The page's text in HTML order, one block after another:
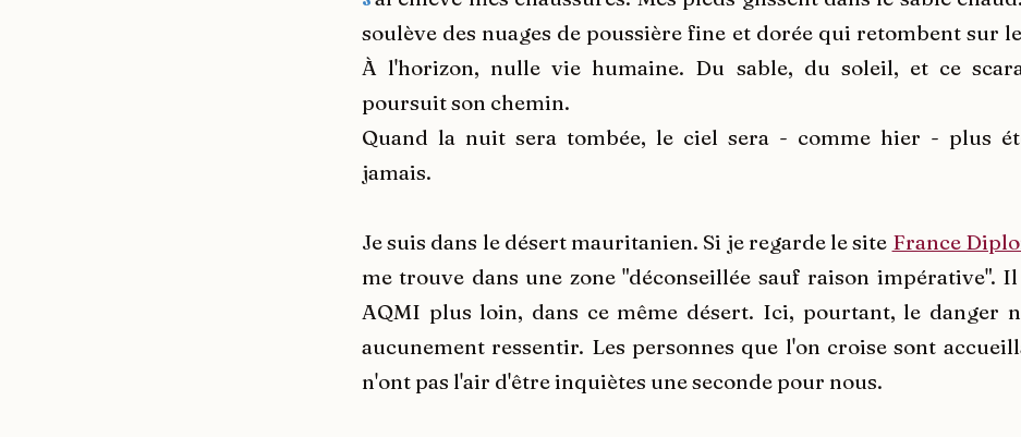
soulève des nuages de poussière fine et dorée qui retombent sur
À l'horizon, nulle vie humaine. Du sable, du soleil, et ce
poursuit son chemin.
Quand la nuit sera tombée, le ciel sera - comme hier - plus
jamais.
Je suis dans le désert mauritanien. Si je regarde le site France
me trouve dans une zone "déconseillée sauf raison impérative".
AQMI plus loin, dans ce même désert. Ici, pourtant, le danger
aucunement ressentir. Les personnes que l'on croise sont
n'ont pas l'air d'être inquiètes une seconde pour nous.